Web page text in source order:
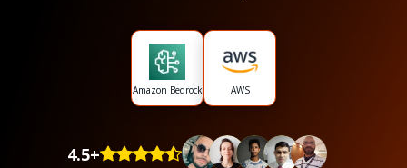
Amazon Bedrock AWS
4.5+